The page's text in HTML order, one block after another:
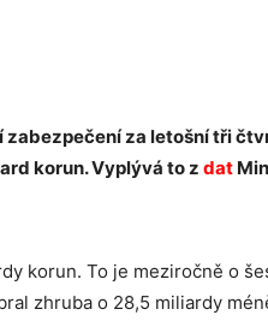
zabezpečení za letošní tři
korun. Vyplývá to z dat
korun. To je meziročně o
zhruba o 28,5 miliardy